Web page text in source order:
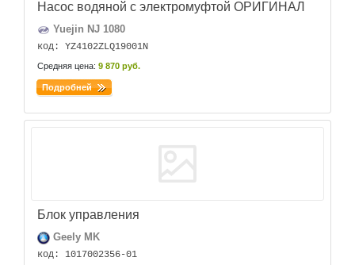
Насос водяной с электромуфтой ОРИГИНАЛ
Yuejin NJ 1080
код: YZ4102ZLQ19001N
Средняя цена: 9 870 руб.
Подробней
Блок управления
Geely MK
код: 1017002356-01